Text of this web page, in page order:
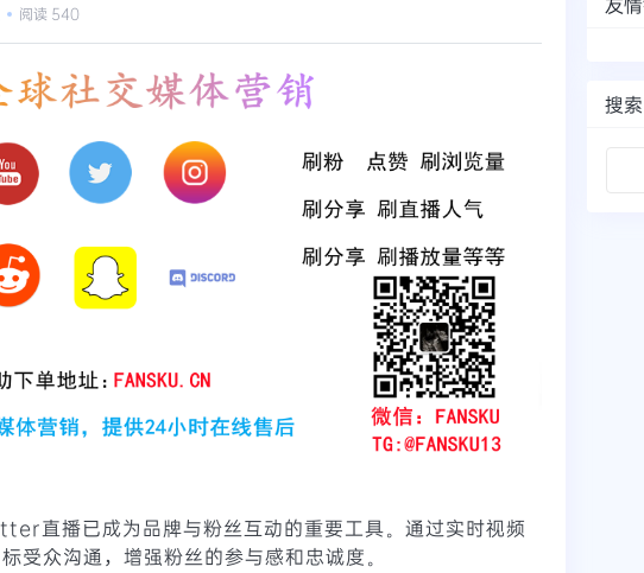
阅读 540
直播已成为品牌与粉丝互动的重要工具。通过实时视频
受众沟通，增强粉丝的参与感和忠诚度。
搜索